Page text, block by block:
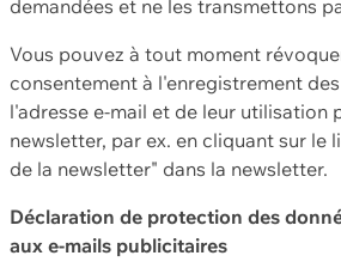
demandées et ne les transmettons
Vous pouvez à tout moment
consentement à l'enregistrement
l'adresse e-mail et de leur utilisation
newsletter, par ex. en cliquant sur le
de la newsletter" dans la newsletter.
Déclaration de protection des
aux e-mails publicitaires